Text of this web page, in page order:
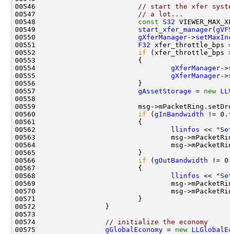
00546
// start the xfer
00547
// a lot...
00548 const
S32
00549 start_xfer_manager(
00550 gXferManager->
00551 F32 xfer_throttle_bps
00552 if (xfer_throttle_bps
00554 gXferManager->
00555 gXferManager->
00557 gAssetStorage = new
00559                         msg-
00560 if ( gInBandwidth != 0.
00562
llinfos <<
00563                                 msg-
00564                                 msg-
00566 if ( gOutBandwidth !=
00568
llinfos <<
00569                                 msg-
00570                                 msg-
00574
// initialize the economy
00575 gGlobalEconomy = new